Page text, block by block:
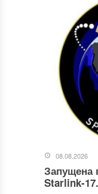
08.08.2026
Запущена
Starlink-